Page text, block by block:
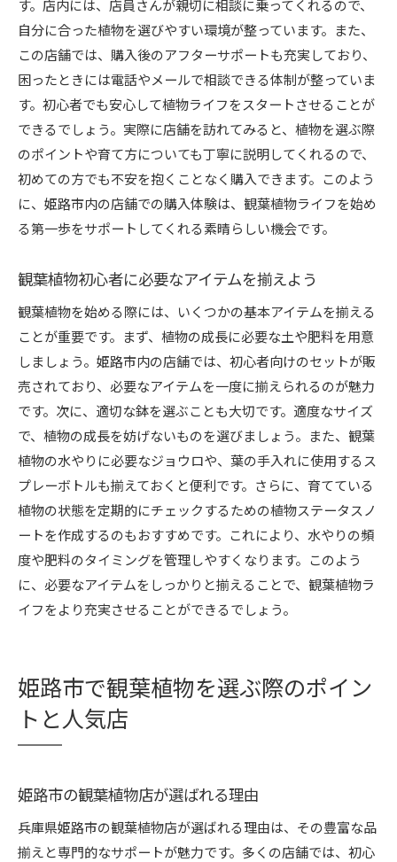
す。店内には、店員さんが親切に相談に乗ってくれるので、
自分に合った植物を選びやすい環境が整っています。また、
この店舗では、購入後のアフターサポートも充実しており、
困ったときには電話やメールで相談できる体制が整っていま
す。初心者でも安心して植物ライフをスタートさせることが
できるでしょう。実際に店舗を訪れてみると、植物を選ぶ際
のポイントや育て方についても丁寧に説明してくれるので、
初めての方でも不安を抱くことなく購入できます。このよう
に、姫路市内の店舗での購入体験は、観葉植物ライフを始め
る第一歩をサポートしてくれる素晴らしい機会です。
観葉植物初心者に必要なアイテムを揃えよう
観葉植物を始める際には、いくつかの基本アイテムを揃える
ことが重要です。まず、植物の成長に必要な土や肥料を用意
しましょう。姫路市内の店舗では、初心者向けのセットが販
売されており、必要なアイテムを一度に揃えられるのが魅力
です。次に、適切な鉢を選ぶことも大切です。適度なサイズ
で、植物の成長を妨げないものを選びましょう。また、観葉
植物の水やりに必要なジョウロや、葉の手入れに使用するス
プレーボトルも揃えておくと便利です。さらに、育てている
植物の状態を定期的にチェックするための植物ステータスノ
ートを作成するのもおすすめです。これにより、水やりの頻
度や肥料のタイミングを管理しやすくなります。このよう
に、必要なアイテムをしっかりと揃えることで、観葉植物ラ
イフをより充実させることができるでしょう。
姫路市で観葉植物を選ぶ際のポイン
トと人気店
姫路市の観葉植物店が選ばれる理由
兵庫県姫路市の観葉植物店が選ばれる理由は、その豊富な品
揃えと専門的なサポートが魅力です。多くの店舗では、初心